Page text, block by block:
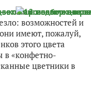
возможностей и
имеют, пожалуй,
этого цвета
в «конфетно-
цветники в